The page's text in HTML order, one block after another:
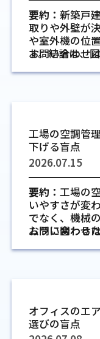
要約： 新築戸
取りや外壁が
や室外機の位
す。結論は、
は、後悔しに
新築戸建
を早めに
新築戸建てで
よいと考えが
中、梁、筋交
するため、建
調整が難しく
ているのは、
題にせず、住
が限られる
間取りが固ま
壁の裏側に収
お問い合わせ
工場の空調管
下げる盲点
2026.07.15
要約： 工場の
いやすさが変
でなく、機械
ムラに関わる
ます。
左右され
工場の空調管
お問い合わせ
オフィスのエ
選びの盲点